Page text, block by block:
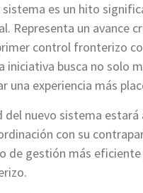
sistema es un hito
Representa un avance
control fronterizo
iniciativa busca no solo
una experiencia más
del nuevo sistema
con su
de gestión más